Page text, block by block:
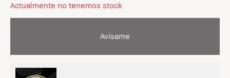
Actualmente no tenemos stock
Avísame